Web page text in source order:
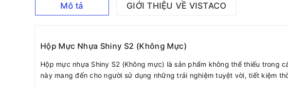
Mô tả GIỚI THIỆU VỀ VISTACO
Hộp Mực Nhựa Shiny S2 (Không Mực)
Hộp mực nhựa Shiny S2 (Không mực) là sản phẩm không thể thiếu
này mang đến cho người sử dụng những trải nghiệm tuyệt vời, tiết kiệm